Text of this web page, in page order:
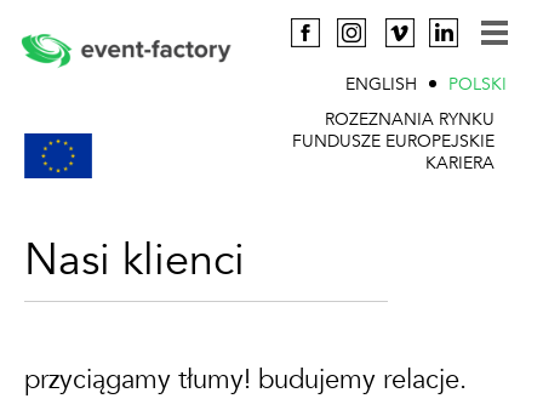
ROZEZNANIA RYNKU
FUNDUSZE EUROPEJSKIE
KARIERA
ENGLISH POLSKI
Nasi klienci
przyciągamy tłumy! budujemy relacje.